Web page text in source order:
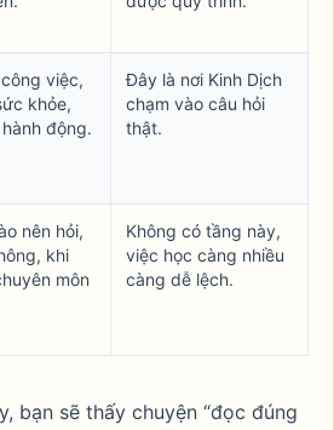
việc,
khỏe,
động.
Đây là nơi Kinh Dịch
chạm vào câu hỏi
thật.
nên hỏi,
khi
môn
Không có tầng này,
việc học càng nhiều
càng dễ lệch.
bạn sẽ thấy chuyện “đọc đúng